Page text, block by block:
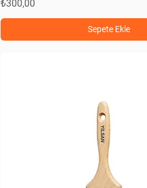
Fiyat
₺300,00
Sepete Ekle